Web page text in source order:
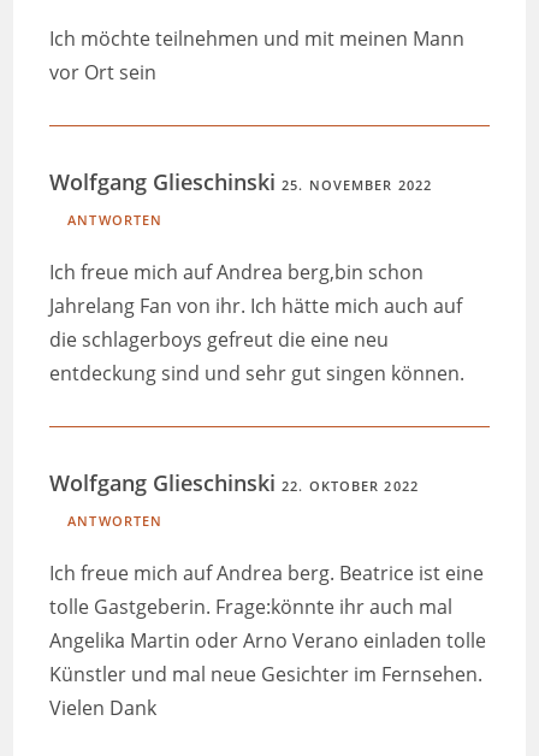
Ich möchte teilnehmen und mit meinen Mann
vor Ort sein
Wolfgang Glieschinski25. NOVEMBER 2022
ANTWORTEN
Ich freue mich auf Andrea berg,bin schon
Jahrelang Fan von ihr. Ich hätte mich auch auf
die schlagerboys gefreut die eine neu
entdeckung sind und sehr gut singen können.
Wolfgang Glieschinski22. OKTOBER 2022
ANTWORTEN
Ich freue mich auf Andrea berg. Beatrice ist eine
tolle Gastgeberin. Frage:könnte ihr auch mal
Angelika Martin oder Arno Verano einladen tolle
Künstler und mal neue Gesichter im Fernsehen.
Vielen Dank